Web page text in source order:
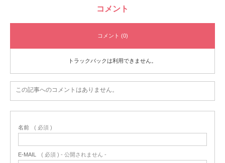
コメント
コメント (0)
トラックバックは利用できません。
この記事へのコメントはありません。
名前 ( 必須 )
E-MAIL ( 必須 ) - 公開されません -